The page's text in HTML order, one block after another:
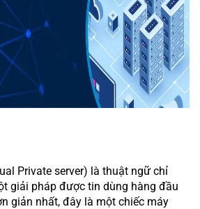
Private server) là thuật ngữ chỉ
giải pháp được tin dùng hàng đầu
giản nhất, đây là một chiếc máy